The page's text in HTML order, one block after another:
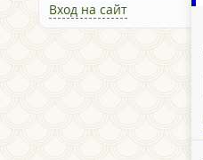
Вход на сайт